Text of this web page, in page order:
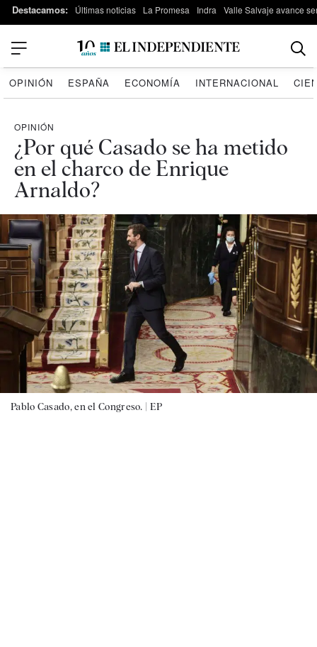
Destacamos: Últimas noticias La Promesa Indra Valle Salvaje avance
OPINIÓN ESPAÑA ECONOMÍA INTERNACIONAL
OPINIÓN
¿Por qué Casado se ha metido
en el charco de Enrique
Arnaldo?
Pablo Casado, en el Congreso. | EP